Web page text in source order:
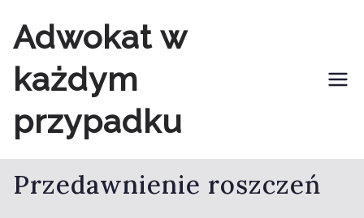
do
treści
Adwokat w
każdym
przypadku
Przedawnienie roszczeń